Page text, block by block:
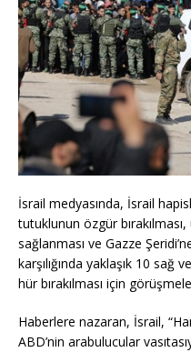
İsrail medyasında, İsrail
tutuklunun özgür
sağlanması ve Gazze
karşılığında yaklaşık 10 sağ
hür bırakılması için
Haberlere nazaran, İsrail,
ABD’nin arabulucular